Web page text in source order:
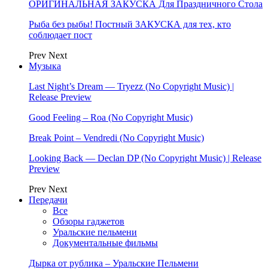
ОРИГИНАЛЬНАЯ ЗАКУСКА Для Праздничного Стола
Рыба без рыбы! Постный ЗАКУСКА для тех, кто
соблюдает пост
Prev Next
Музыка
Last Night’s Dream — Tryezz (No Copyright Music) |
Release Preview
Good Feeling – Roa (No Copyright Music)
Break Point – Vendredi (No Copyright Music)
Looking Back — Declan DP (No Copyright Music) | Release
Preview
Prev Next
Передачи
Все
Обзоры гаджетов
Уральские пельмени
Документальные фильмы
Дырка от рублика – Уральские Пельмени